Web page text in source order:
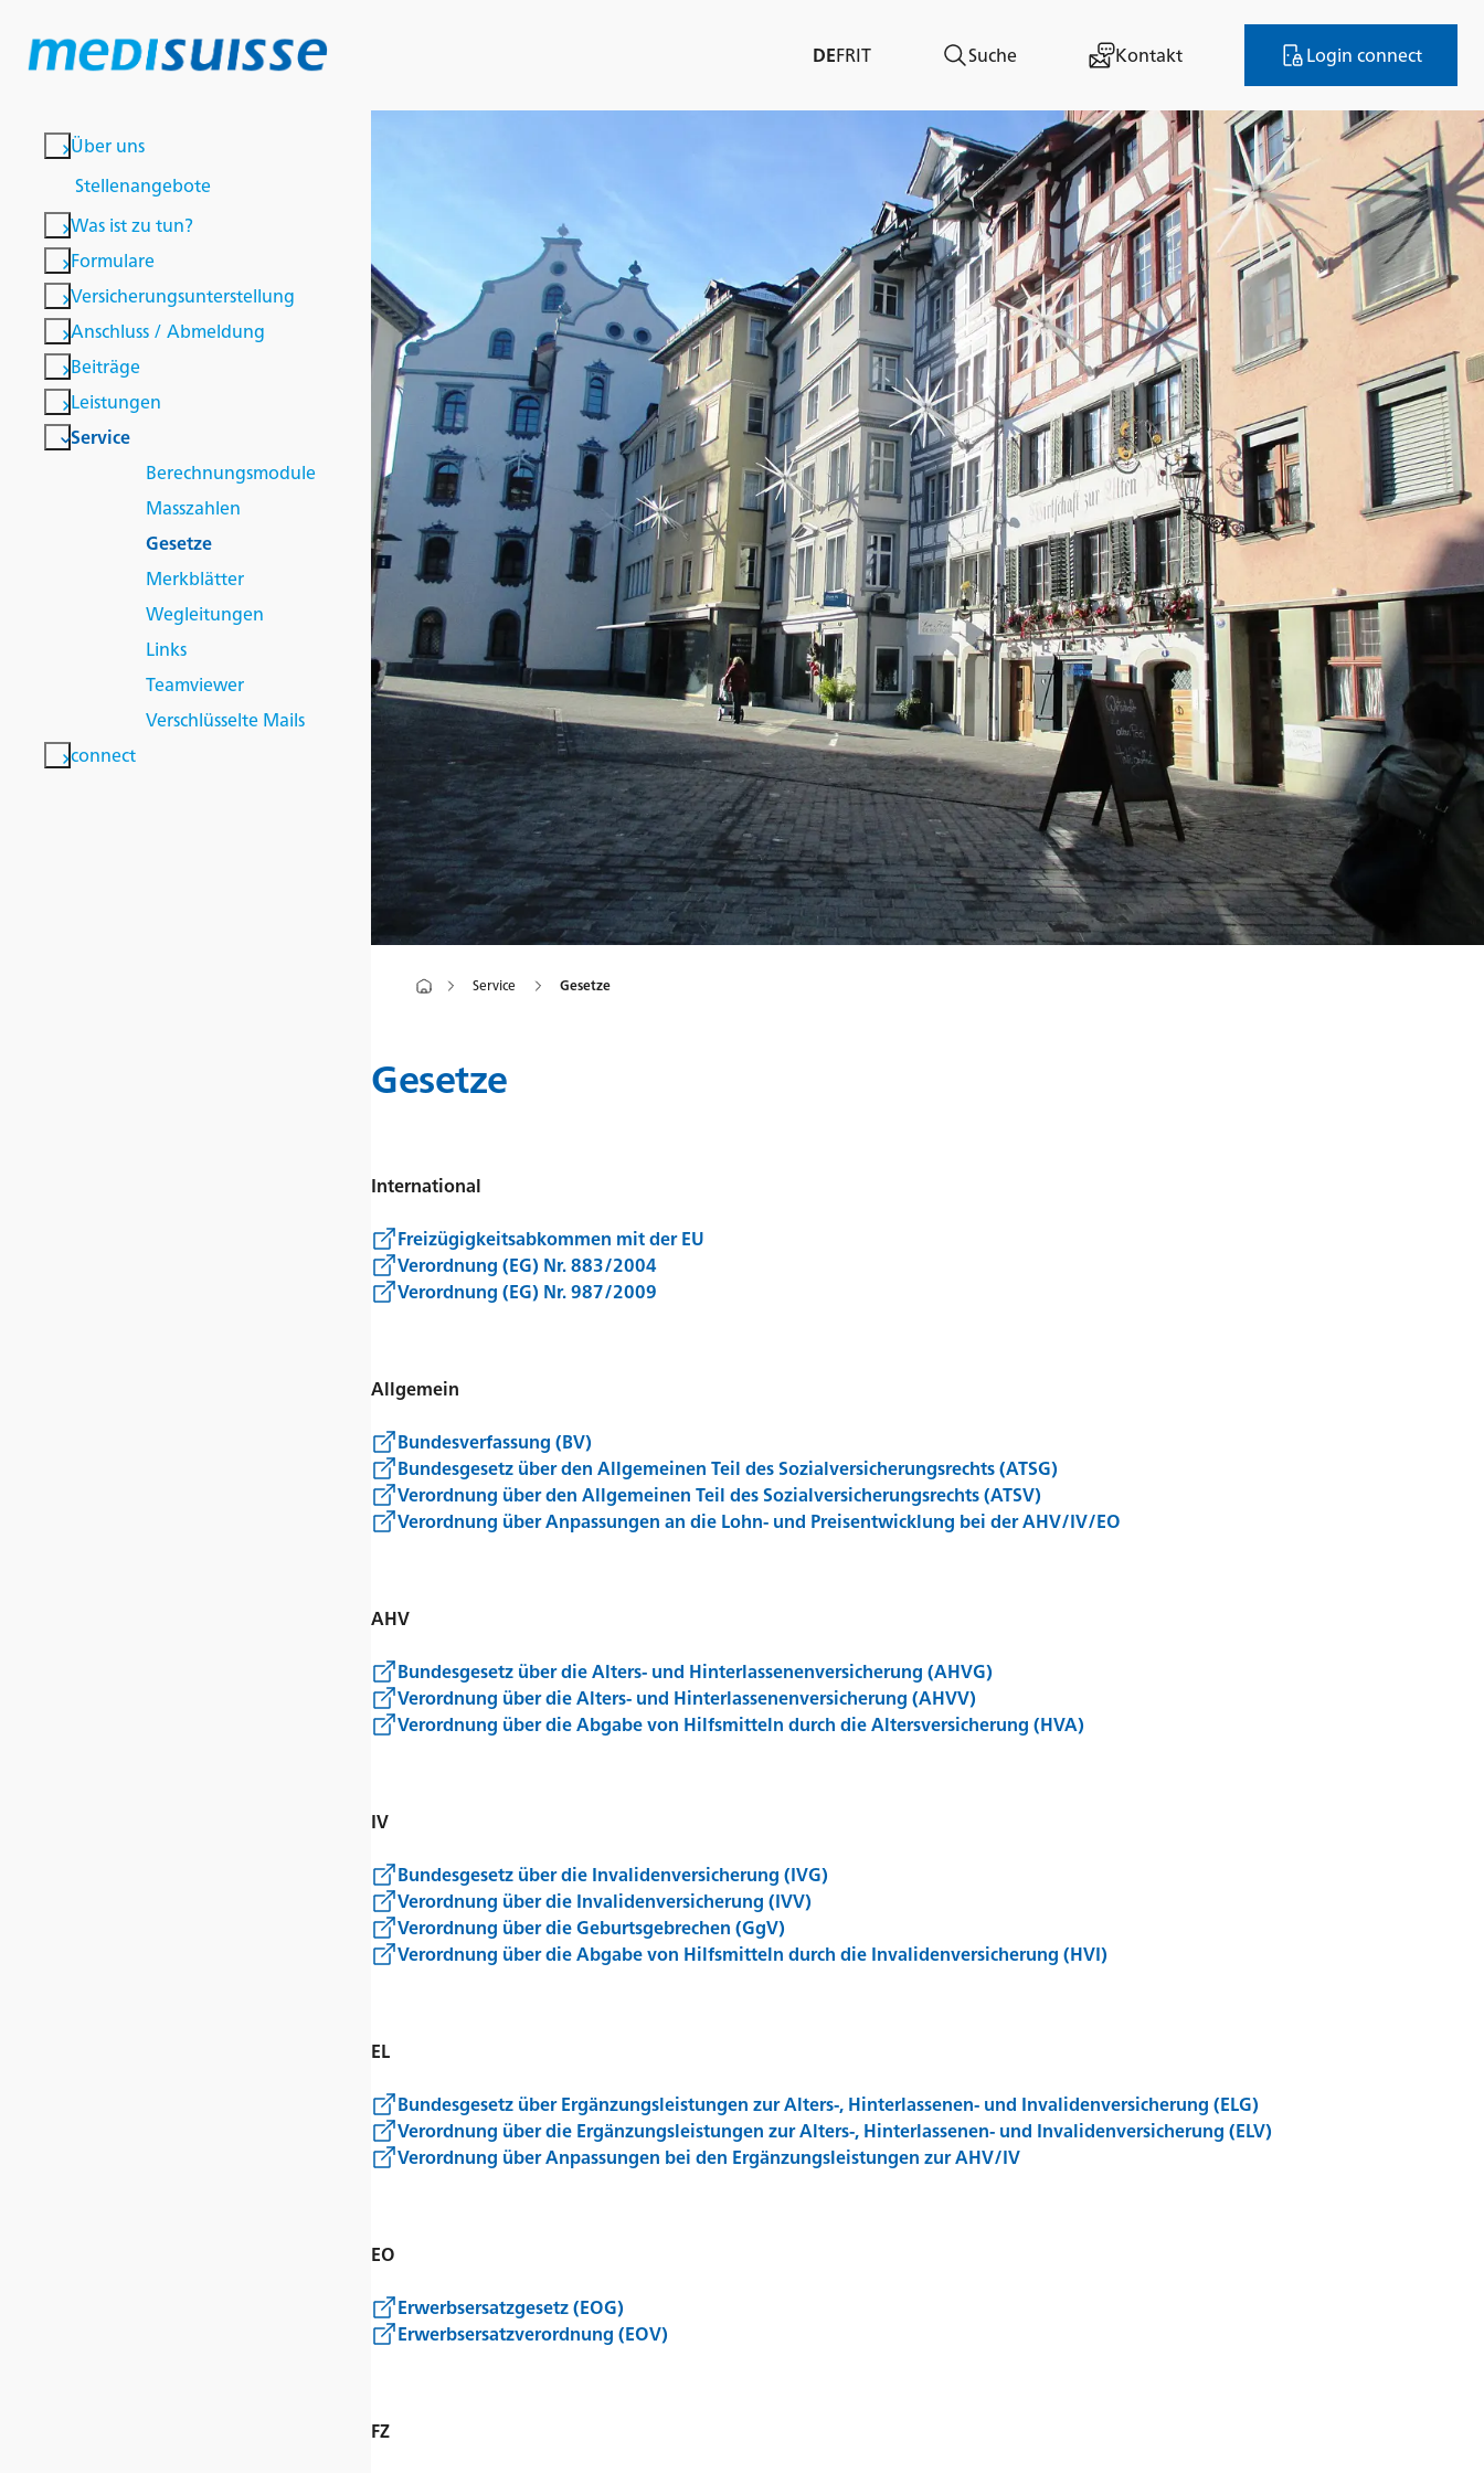
DEFRIT Suche Kontakt Login connect
Über uns
Stellenangebote
Was ist zu tun?
Formulare
Versicherungsunterstellung
Anschluss / Abmeldung
Beiträge
Leistungen
Service
Berechnungsmodule
Masszahlen
Gesetze
Merkblätter
Wegleitungen
Links
Teamviewer
Verschlüsselte Mails
connect
Service Gesetze
Gesetze
International
Freizügigkeitsabkommen mit der EU
Verordnung (EG) Nr. 883/2004
Verordnung (EG) Nr. 987/2009
Allgemein
Bundesverfassung (BV)
Bundesgesetz über den Allgemeinen Teil des Sozialversicherungsrechts (ATSG)
Verordnung über den Allgemeinen Teil des Sozialversicherungsrechts (ATSV)
Verordnung über Anpassungen an die Lohn- und Preisentwicklung bei der AHV/IV/EO
AHV
Bundesgesetz über die Alters- und Hinterlassenenversicherung (AHVG)
Verordnung über die Alters- und Hinterlassenenversicherung (AHVV)
Verordnung über die Abgabe von Hilfsmitteln durch die Altersversicherung (HVA)
IV
Bundesgesetz über die Invalidenversicherung (IVG)
Verordnung über die Invalidenversicherung (IVV)
Verordnung über die Geburtsgebrechen (GgV)
Verordnung über die Abgabe von Hilfsmitteln durch die Invalidenversicherung (HVI)
EL
Bundesgesetz über Ergänzungsleistungen zur Alters-, Hinterlassenen- und Invalidenversicherung (ELG)
Verordnung über die Ergänzungsleistungen zur Alters-, Hinterlassenen- und Invalidenversicherung (ELV)
Verordnung über Anpassungen bei den Ergänzungsleistungen zur AHV/IV
EO
Erwerbsersatzgesetz (EOG)
Erwerbsersatzverordnung (EOV)
FZ